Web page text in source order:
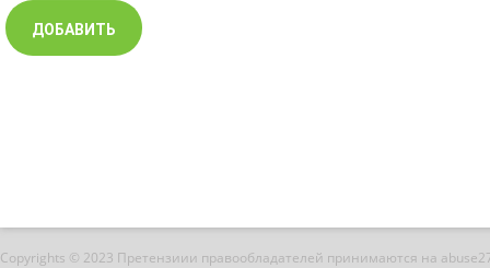
Copyrights © 2023 Претензиии правообладателей принимаются на